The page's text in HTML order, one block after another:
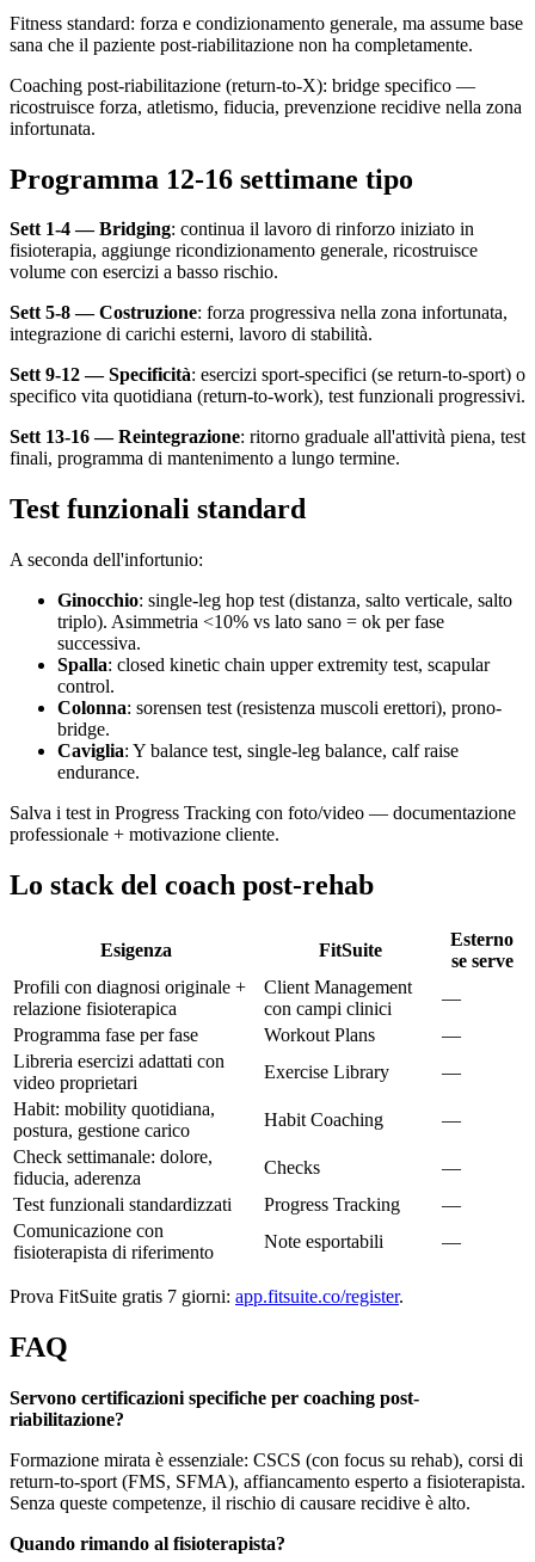
Fitness standard: forza e condizionamento generale, ma assume base
sana che il paziente post-riabilitazione non ha completamente.
Coaching post-riabilitazione (return-to-X): bridge specifico —
ricostruisce forza, atletismo, fiducia, prevenzione recidive nella zona
infortunata.
Programma 12-16 settimane tipo
Sett 1-4 — Bridging: continua il lavoro di rinforzo iniziato in
fisioterapia, aggiunge ricondizionamento generale, ricostruisce
volume con esercizi a basso rischio.
Sett 5-8 — Costruzione: forza progressiva nella zona infortunata,
integrazione di carichi esterni, lavoro di stabilità.
Sett 9-12 — Specificità: esercizi sport-specifici (se return-to-sport) o
specifico vita quotidiana (return-to-work), test funzionali progressivi.
Sett 13-16 — Reintegrazione: ritorno graduale all'attività piena, test
finali, programma di mantenimento a lungo termine.
Test funzionali standard
A seconda dell'infortunio:
Ginocchio: single-leg hop test (distanza, salto verticale, salto
triplo). Asimmetria <10% vs lato sano = ok per fase
successiva.
Spalla: closed kinetic chain upper extremity test, scapular
control.
Colonna: sorensen test (resistenza muscoli erettori), prono-
bridge.
Caviglia: Y balance test, single-leg balance, calf raise
endurance.
Salva i test in Progress Tracking con foto/video — documentazione
professionale + motivazione cliente.
Lo stack del coach post-rehab
Esigenza FitSuite
Esterno
se serve
Profili con diagnosi originale +
relazione fisioterapica
Client Management
con campi clinici
—
Programma fase per fase
Workout Plans
—
Libreria esercizi adattati con
video proprietari
Exercise Library
—
Habit: mobility quotidiana,
postura, gestione carico
Habit Coaching
—
Check settimanale: dolore,
fiducia, aderenza
Checks
—
Test funzionali standardizzati
Progress Tracking
—
Comunicazione con
fisioterapista di riferimento
Note esportabili —
Prova FitSuite gratis 7 giorni: app.fitsuite.co/register.
FAQ
Servono certificazioni specifiche per coaching post-
riabilitazione?
Formazione mirata è essenziale: CSCS (con focus su rehab), corsi di
return-to-sport (FMS, SFMA), affiancamento esperto a fisioterapista.
Senza queste competenze, il rischio di causare recidive è alto.
Quando rimando al fisioterapista?